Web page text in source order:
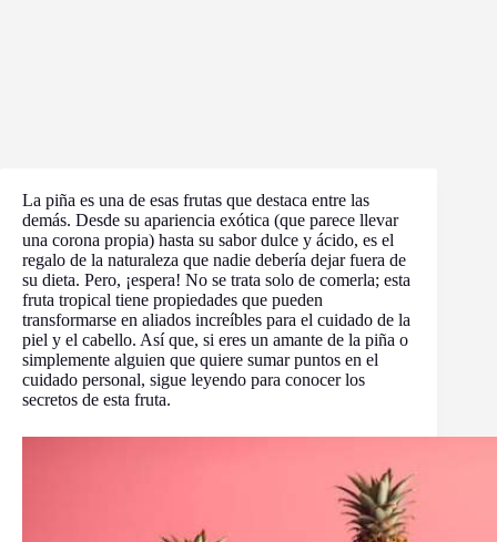
La piña es una de esas frutas que destaca entre las
demás. Desde su apariencia exótica (que parece llevar
una corona propia) hasta su sabor dulce y ácido, es el
regalo de la naturaleza que nadie debería dejar fuera de
su dieta. Pero, ¡espera! No se trata solo de comerla; esta
fruta tropical tiene propiedades que pueden
transformarse en aliados increíbles para el cuidado de la
piel y el cabello. Así que, si eres un amante de la piña o
simplemente alguien que quiere sumar puntos en el
cuidado personal, sigue leyendo para conocer los
secretos de esta fruta.